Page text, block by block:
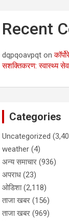
Recent
dqpqoavpqt on
सशक्तिकरण: स्वास्थ्य
Categories
Uncategorized
weather (4)
अन्य समाचार (936)
अपराध (23)
ओडिशा(2,118)
ताजा खबर (156)
ताजा खबर (969)